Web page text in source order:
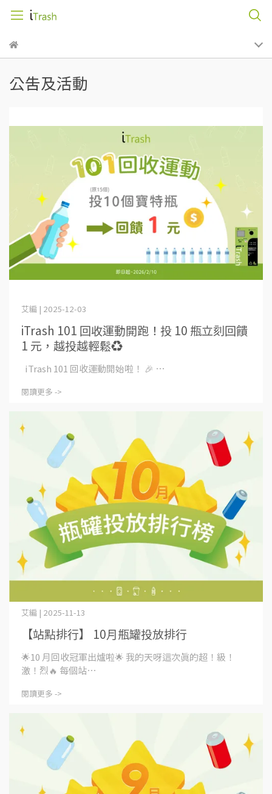
公告及活動
iTrash 101 回收運動開跑！投 10 瓶立刻回饋
1 元，越投越輕鬆♻️
艾編 | 2025-12-03
iTrash 101 回收運動開始啦！ 🎉 ⋯
閱讀更多 ->
【站點排行】 10月瓶罐投放排行
艾編 | 2025-11-13
🌟10 月回收冠軍出爐啦🌟 我的天呀這次真的超！級！
激！烈🔥 每個站⋯
閱讀更多 ->